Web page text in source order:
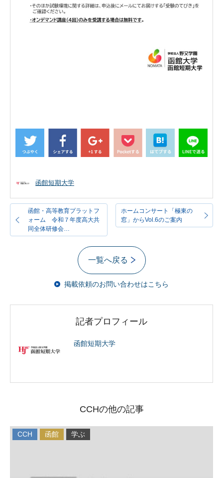
函館短期大学
函館・高等教育プラットフ
ォーム 令和７年度高大共
同全体研修会…
ホームコンサート「極東の
窓」からVol.6のご案内
一覧へ戻る
掲載依頼のお問い合わせはこちら
記者プロフィール
函館短期大学
CCHの他の記事
CCH 函館 学ぶ